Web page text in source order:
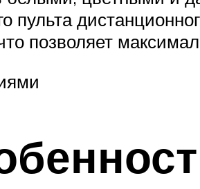
пульта
позволяет